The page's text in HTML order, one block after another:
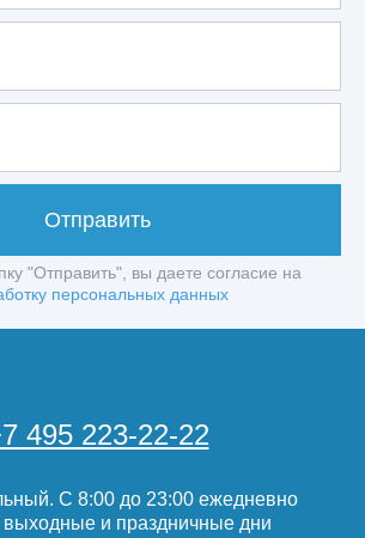
Отправить
"Отправить", вы даете согласие на
персональных данных
495 223-22-22
С 8:00 до 23:00 ежедневно
выходные и праздничные дни